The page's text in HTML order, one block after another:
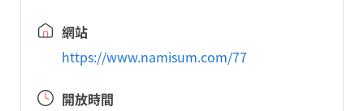
網站
https://www.namisum.com/77
開放時間